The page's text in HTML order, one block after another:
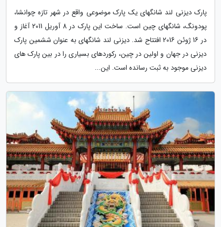
پارک دیزنی لند شانگهای یک پارک موضوعی واقع در شهر تازه چوانشا،
پودونگ، شانگهای چین است. ساخت این پارک در 8 آوریل 2011 آغاز و
در 16 ژوئن 2016 افتتاح شد. دیزنی لند شانگهای به عنوان ششمین پارک
دیزنی در جهان و اولین در چین، رکوردهای بسیاری را در بین پارک های
دیزنی موجود به ثبت رسانده است. این...